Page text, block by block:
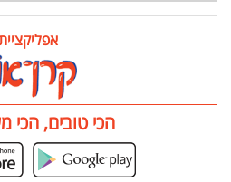
הכי טובים, הכי